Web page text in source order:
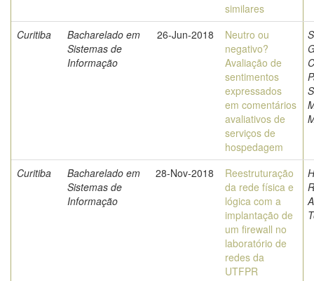
similares
Curitiba
Bacharelado em
Sistemas de
Informação
26-Jun-2018
Neutro ou
negativo?
Avaliação de
sentimentos
expressados
em comentários
avaliativos de
serviços de
hospedagem
Curitiba
Bacharelado em
Sistemas de
Informação
28-Nov-2018
Reestruturação
da rede física e
lógica com a
implantação de
um firewall no
laboratório de
redes da
UTFPR